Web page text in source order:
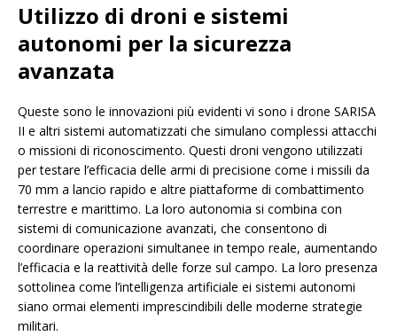
Utilizzo di droni e sistemi
autonomi per la sicurezza
avanzata
Queste sono le innovazioni più evidenti vi sono i drone SARISA
II e altri sistemi automatizzati che simulano complessi attacchi
o missioni di riconoscimento. Questi droni vengono utilizzati
per testare l’efficacia delle armi di precisione come i missili da
70 mm a lancio rapido e altre piattaforme di combattimento
terrestre e marittimo. La loro autonomia si combina con
sistemi di comunicazione avanzati, che consentono di
coordinare operazioni simultanee in tempo reale, aumentando
l’efficacia e la reattività delle forze sul campo. La loro presenza
sottolinea come l’intelligenza artificiale ei sistemi autonomi
siano ormai elementi imprescindibili delle moderne strategie
militari.